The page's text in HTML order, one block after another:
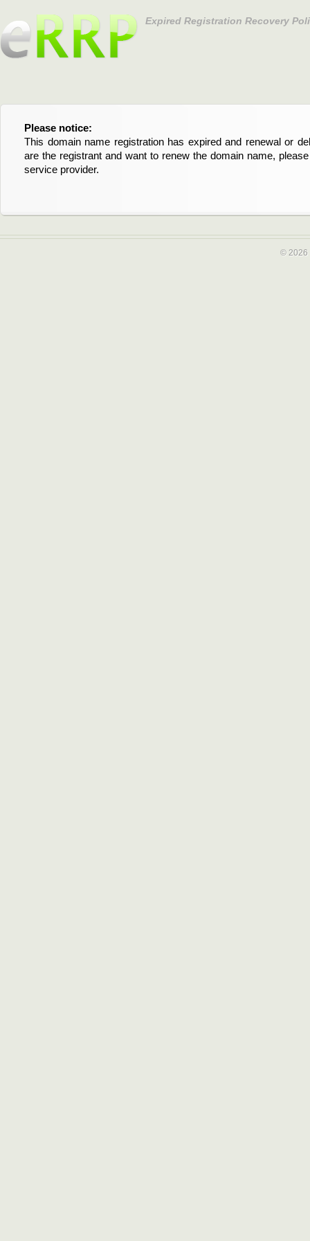
Expired Registration Recovery
Please notice:
This domain name registration has expired and renewal or
are the registrant and want to renew the domain name,
service provider.
Bitte beachten Sie:
Diese Domainregistrierung ist abgelaufen und die
Domain stehen an. Wenn Sie der Registrant sind und
verlängern möchten, kontaktieren Sie bitte Ihren Service-
© 2026